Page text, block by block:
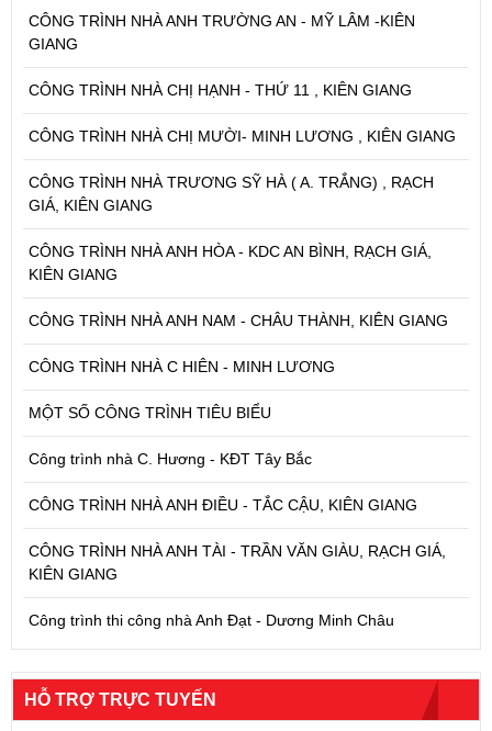
CÔNG TRÌNH NHÀ ANH TRƯỜNG AN - MỸ LÂM -KIÊN
GIANG
CÔNG TRÌNH NHÀ CHỊ HẠNH - THỨ 11 , KIÊN GIANG
CÔNG TRÌNH NHÀ CHỊ MƯỜI- MINH LƯƠNG , KIÊN GIANG
CÔNG TRÌNH NHÀ TRƯƠNG SỸ HÀ ( A. TRẮNG) , RẠCH
GIÁ, KIÊN GIANG
CÔNG TRÌNH NHÀ ANH HÒA - KDC AN BÌNH, RẠCH GIÁ,
KIÊN GIANG
CÔNG TRÌNH NHÀ ANH NAM - CHÂU THÀNH, KIÊN GIANG
CÔNG TRÌNH NHÀ C HIÊN - MINH LƯƠNG
MỘT SỐ CÔNG TRÌNH TIÊU BIỂU
Công trình nhà C. Hương - KĐT Tây Bắc
CÔNG TRÌNH NHÀ ANH ĐIỀU - TẮC CẬU, KIÊN GIANG
CÔNG TRÌNH NHÀ ANH TÀI - TRẦN VĂN GIÀU, RẠCH GIÁ,
KIÊN GIANG
Công trình thi công nhà Anh Đạt - Dương Minh Châu
HỖ TRỢ TRỰC TUYẾN